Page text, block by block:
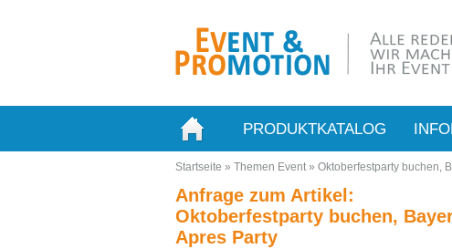
PRODUKTKATALOG
Startseite » Themen Event» Oktoberfestparty buchen,
Anfrage zum Artikel:
Oktoberfestparty buchen,
Apres Party